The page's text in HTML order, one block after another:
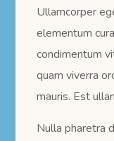
Ullamcorper
elementum
condimentum
quam viverra
mauris. Est
Nulla pharetra